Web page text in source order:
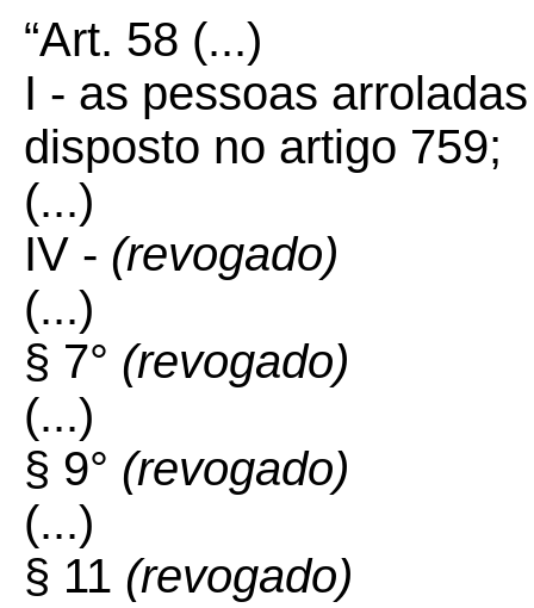
“Art. 58 (...)
I - as pessoas
disposto no artigo 759;
(...)
IV - (revogado)
(...)
§ 7° (revogado)
(...)
§ 9° (revogado)
(...)
§ 11 (revogado)